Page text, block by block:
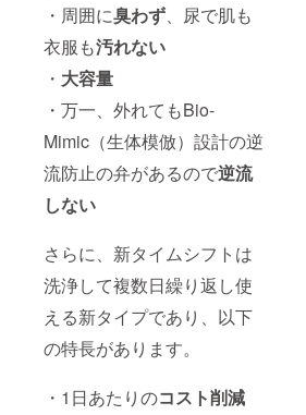
・周囲に臭わず、尿で肌も
衣服も汚れない
・ 大容量
・万一、外れてもBio-
Mimic（生体模倣）設計の逆
流防止の弁があるので逆流
しない
さらに、新タイムシフトは
洗浄して複数日繰り返し使
える新タイプであり、以下
の特長があります。
・1日あたりのコスト削減